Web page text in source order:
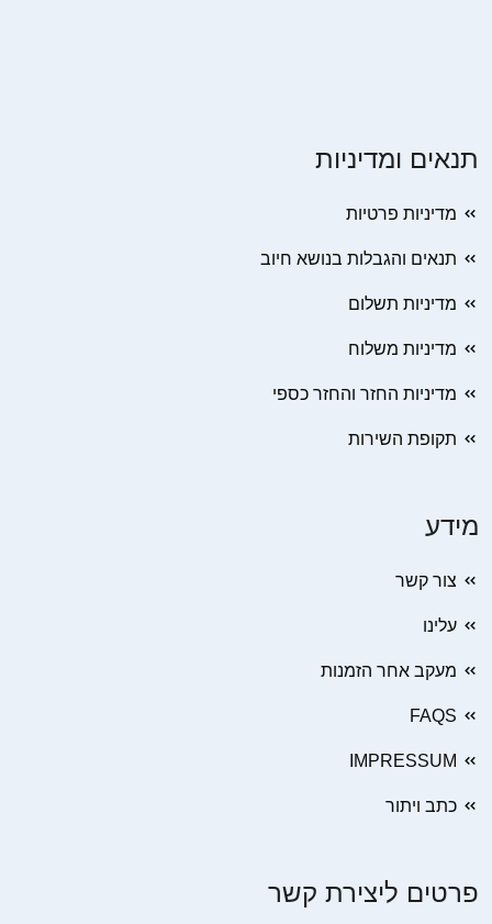
תנאים ומדיניות
מדיניות פרטיות
תנאים והגבלות בנושא חיוב
מדיניות תשלום
מדיניות משלוח
מדיניות החזר והחזר כספי
תקופת השירות
מידע
צור קשר
עלינו
מעקב אחר הזמנות
FAQS
IMPRESSUM
כתב ויתור
פרטים ליצירת קשר